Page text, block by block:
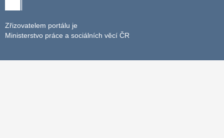
Zřizovatelem portálu je
Ministerstvo práce a sociálních věcí ČR